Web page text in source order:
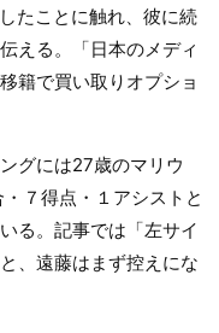
たことに触れ、彼に続
える。「日本のメディ
籍で買い取りオプショ
グには27歳のマリウ
７得点・１アシストと
る。記事では「左サイ
、遠藤はまず控えにな